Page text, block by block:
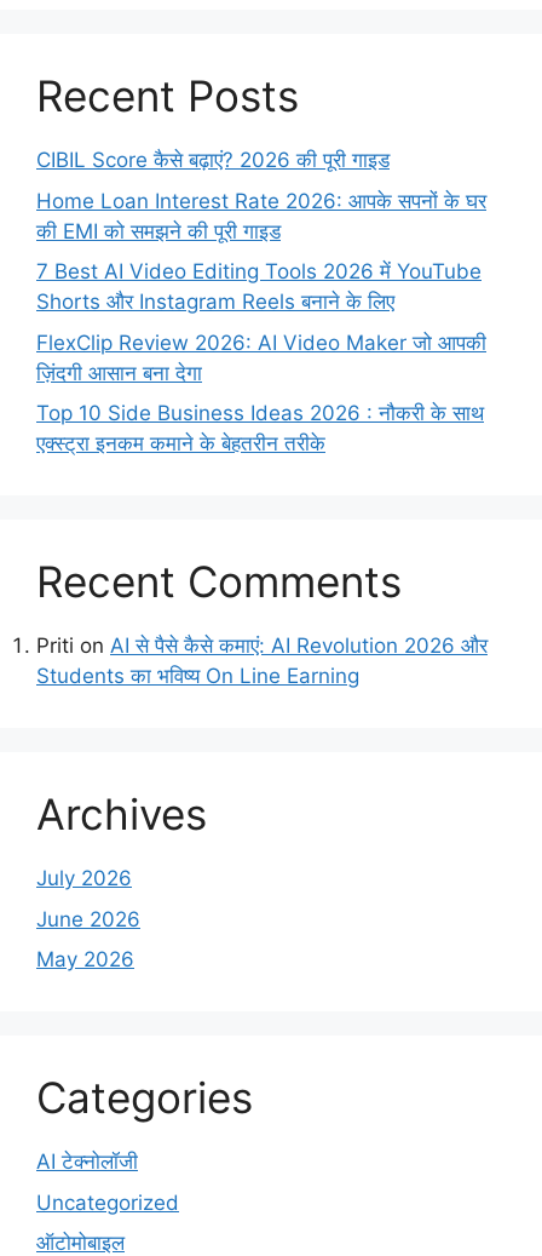
Recent Posts
CIBIL Score कैसे बढ़ाएं? 2026 की पूरी गाइड
Home Loan Interest Rate 2026: आपके सपनों के घर
की EMI को समझने की पूरी गाइड
7 Best AI Video Editing Tools 2026 में YouTube
Shorts और Instagram Reels बनाने के लिए
FlexClip Review 2026: AI Video Maker जो आपकी
ज़िंदगी आसान बना देगा
Top 10 Side Business Ideas 2026 : नौकरी के साथ
एक्स्ट्रा इनकम कमाने के बेहतरीन तरीके
Recent Comments
Priti on AI से पैसे कैसे कमाएं: AI Revolution 2026 और
Students का भविष्य On Line Earning
Archives
July 2026
June 2026
May 2026
Categories
AI टेक्नोलॉजी
Uncategorized
ऑटोमोबाइल